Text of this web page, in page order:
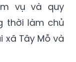
vụ và quy
thời làm chủ
xã Tây Mỗ và